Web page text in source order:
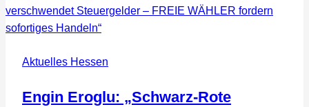
zur
Bundestagswahl!
Aktuelles Hessen
Engin Eroglu: „Schwarz-Rote